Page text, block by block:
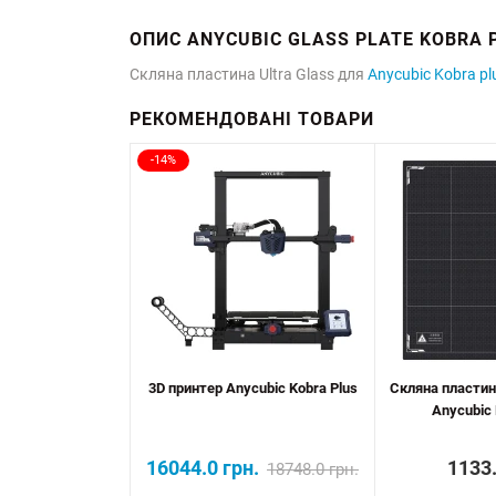
ОПИС ANYCUBIC GLASS PLATE KOBRA
Скляна пластина Ultra Glass для Anycubic Kobra
РЕКОМЕНДОВАНІ ТОВАРИ
-14%
3D принтер Anycubic Kobra Plus
16044.0 грн. 18748.0 грн.
Скляна
Anycubic